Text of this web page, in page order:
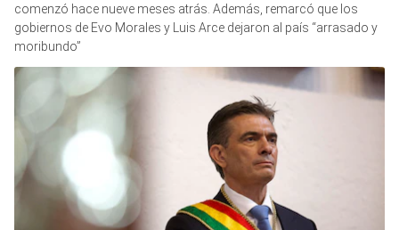
comenzó hace nueve meses atrás. Además, remarcó que los
gobiernos de Evo Morales y Luis Arce dejaron al país “arrasado y
moribundo”